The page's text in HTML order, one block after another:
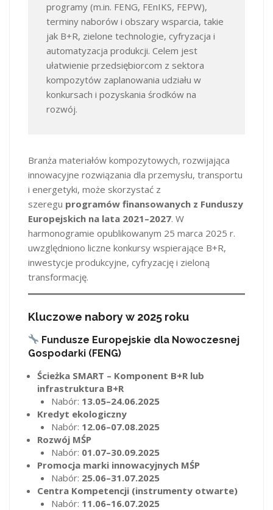
programy (m.in. FENG, FEnIKS, FEPW),
terminy naborów i obszary wsparcia, takie
jak B+R, zielone technologie, cyfryzacja i
automatyzacja produkcji. Celem jest
ułatwienie przedsiębiorcom z sektora
kompozytów zaplanowania udziału w
konkursach i pozyskania środków na
rozwój.
Branża materiałów kompozytowych, rozwijająca
innowacyjne rozwiązania dla przemysłu, transportu
i energetyki, może skorzystać z
szeregu programów finansowanych z Funduszy
Europejskich na lata 2021–2027. W
harmonogramie opublikowanym 25 marca 2025 r.
uwzględniono liczne konkursy wspierające B+R,
inwestycje produkcyjne, cyfryzację i zieloną
transformację.
Kluczowe nabory w 2025 roku
Fundusze Europejskie dla Nowoczesnej
Gospodarki (FENG)
Ścieżka SMART – Komponent B+R lub
infrastruktura B+R
Nabór: 13.05–24.06.2025
Kredyt ekologiczny
Nabór: 12.06–07.08.2025
Rozwój MŚP
Nabór: 01.07–30.09.2025
Promocja marki innowacyjnych MŚP
Nabór: 25.06–31.07.2025
Centra Kompetencji (instrumenty otwarte)
Nabór: 11.06–16.07.2025